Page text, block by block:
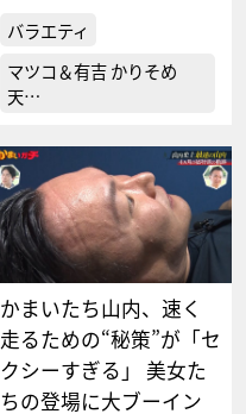
バラエティ
マツコ＆有吉 かりそめ
天…
かまいたち山内、速く
走るための“秘策”が「セ
クシーすぎる」 美女た
ちの登場に大ブーイン